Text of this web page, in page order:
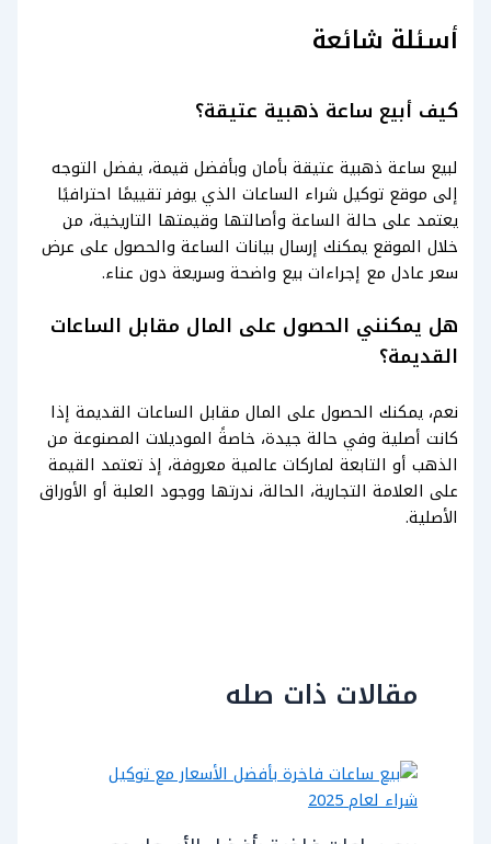
أسئلة شائعة
كيف أبيع ساعة ذهبية عتيقة؟
لبيع ساعة ذهبية عتيقة بأمان وبأفضل قيمة، يفضل التوجه
إلى موقع توكيل شراء الساعات الذي يوفر تقييمًا احترافيًا
يعتمد على حالة الساعة وأصالتها وقيمتها التاريخية، من
خلال الموقع يمكنك إرسال بيانات الساعة والحصول على عرض
سعر عادل مع إجراءات بيع واضحة وسريعة دون عناء.
هل يمكنني الحصول على المال مقابل الساعات
القديمة؟
نعم، يمكنك الحصول على المال مقابل الساعات القديمة إذا
كانت أصلية وفي حالة جيدة، خاصةً الموديلات المصنوعة من
الذهب أو التابعة لماركات عالمية معروفة، إذ تعتمد القيمة
على العلامة التجارية، الحالة، ندرتها ووجود العلبة أو الأوراق
الأصلية.
مقالات ذات صله